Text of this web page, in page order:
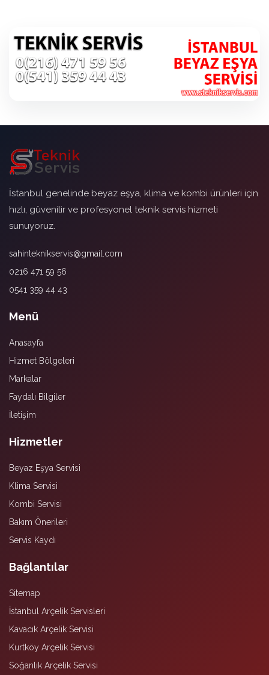
İstanbul genelinde beyaz eşya, klima ve kombi ürünleri için
hızlı, güvenilir ve profesyonel teknik servis hizmeti
sunuyoruz.
sahinteknikservis@gmail.com
0216 471 59 56
0541 359 44 43
Menü
Anasayfa
Hizmet Bölgeleri
Markalar
Faydalı Bilgiler
İletişim
Hizmetler
Beyaz Eşya Servisi
Klima Servisi
Kombi Servisi
Bakım Önerileri
Servis Kaydı
Bağlantılar
Sitemap
İstanbul Arçelik Servisleri
Kavacık Arçelik Servisi
Kurtköy Arçelik Servisi
Soğanlık Arçelik Servisi